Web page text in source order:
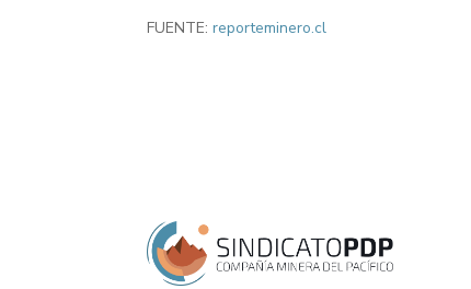
FUENTE:reporteminero.cl